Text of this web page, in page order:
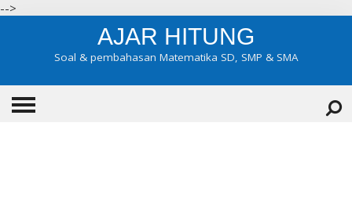
-->
AJAR HITUNG
Soal & pembahasan Matematika SD, SMP & SMA